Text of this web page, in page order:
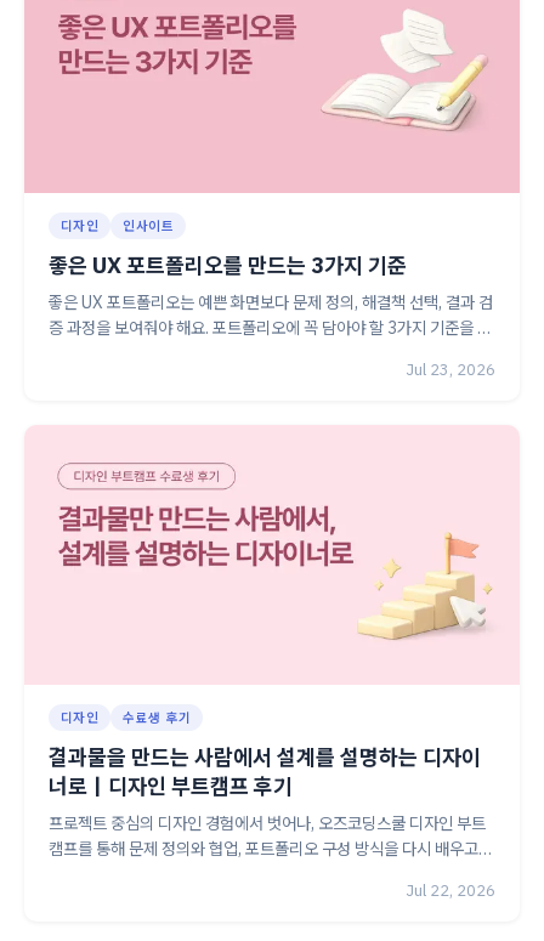
디자인 인사이트
좋은 UX 포트폴리오를 만드는 3가지 기준
좋은 UX 포트폴리오는 예쁜 화면보다 문제 정의, 해결책 선택, 결과 검
증 과정을 보여줘야 해요. 포트폴리오에 꼭 담아야 할 3가지 기준을 확
Jul 23, 2026
디자인 수료생 후기
결과물을 만드는 사람에서 설계를 설명하는 디자이
너로｜디자인 부트캠프 후기
프로젝트 중심의 디자인 경험에서 벗어나, 오즈코딩스쿨 디자인 부트
캠프를 통해 문제 정의와 협업, 포트폴리오 구성 방식을 다시 배우고
Jul 22, 2026